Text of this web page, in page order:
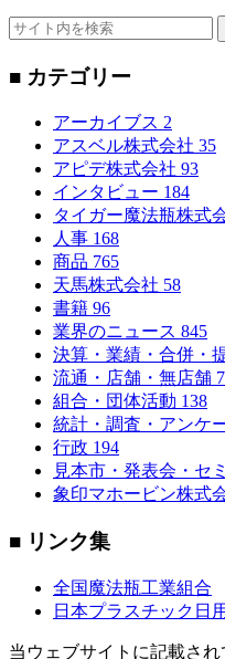
■ カテゴリー
アーカイブス 2
アスベル株式会社 35
アピデ株式会社 93
インタビュー 184
タイガー魔法瓶株式
人事 168
商品 765
天馬株式会社 58
書籍 96
業界のニュース 845
決算・業績・合併・
流通・店舗・無店舗
組合・団体活動 138
統計・調査・アンケ
行政 194
見本市・発表会・セ
象印マホービン株式
■ リンク集
全国魔法瓶工業組合
日本プラスチック日
当ウェブサイトに記載さ